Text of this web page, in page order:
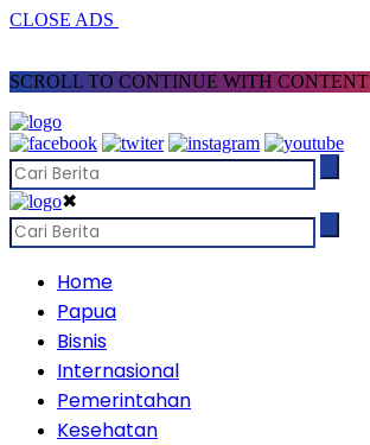
CLOSE ADS
SCROLL TO CONTINUE WITH CONTENT
✖
Home
Papua
Bisnis
Internasional
Pemerintahan
Kesehatan